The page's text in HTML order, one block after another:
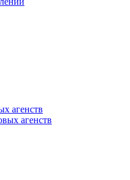
агенств
агенств